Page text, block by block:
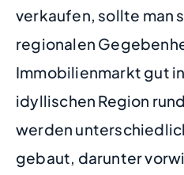
verkaufen, sollte man
regionalen
Immobilienmarkt gut
idyllischen Region
werden
gebaut, darunter